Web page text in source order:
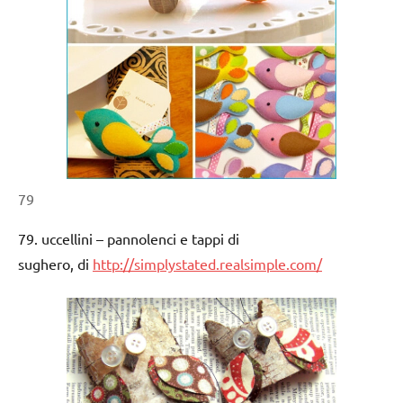
79
79. uccellini – pannolenci e tappi di
sughero, di http://simplystated.realsimple.com/